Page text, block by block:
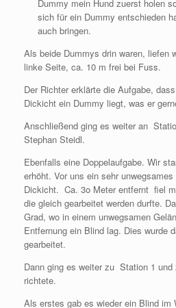
Dummy mein Hund zuerst holen
sich für ein Dummy entschieden
auch bringen.
Als beide Dummys drin waren, liefen
linke Seite, ca. 10 m frei bei Fuss.
Der Richter erklärte die Aufgabe,
Dickicht ein Dummy liegt, was er
Anschließend ging es weiter an
Stephan Steidl.
Ebenfalls eine Doppelaufgabe. Wir
erhöht. Vor uns ein sehr
Dickicht. Ca. 3o Meter entfernt fiel
die gleich gearbeitet werden durfte.
Grad, wo in einem unwegsamen
Entfernung ein Blind lag. Dies wurde
gearbeitet.
Dann ging es weiter zu Station 1
richtete.
Als erstes gab es wieder ein Blind